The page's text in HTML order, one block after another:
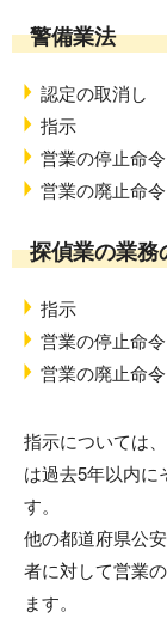
警備業法
認定の取消し
指示
営業の停止命令
営業の廃止命令
探偵業の業
指示
営業の停止命令
営業の廃止命令
指示については
は過去5年以内に
す。
他の都道府県公
者に対して営業
ます。